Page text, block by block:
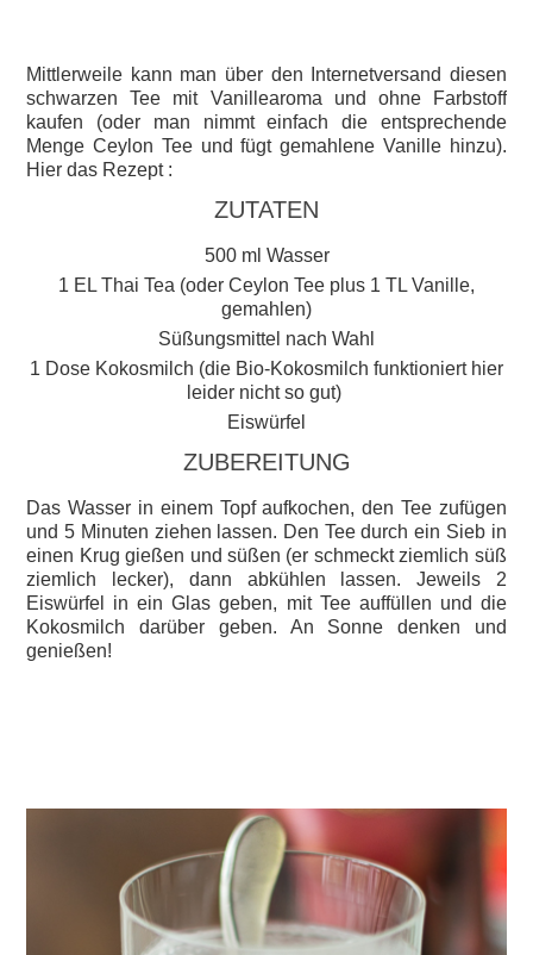
Mittlerweile kann man über den Internetversand diesen
schwarzen Tee mit Vanillearoma und ohne Farbstoff
kaufen (oder man nimmt einfach die entsprechende
Menge Ceylon Tee und fügt gemahlene Vanille hinzu).
Hier das Rezept :
ZUTATEN
500 ml Wasser
1 EL Thai Tea (oder Ceylon Tee plus 1 TL Vanille,
gemahlen)
Süßungsmittel nach Wahl
1 Dose Kokosmilch (die Bio-Kokosmilch funktioniert hier
leider nicht so gut)
Eiswürfel
ZUBEREITUNG
Das Wasser in einem Topf aufkochen, den Tee zufügen
und 5 Minuten ziehen lassen. Den Tee durch ein Sieb in
einen Krug gießen und süßen (er schmeckt ziemlich süß
ziemlich lecker), dann abkühlen lassen. Jeweils 2
Eiswürfel in ein Glas geben, mit Tee auffüllen und die
Kokosmilch darüber geben. An Sonne denken und
genießen!